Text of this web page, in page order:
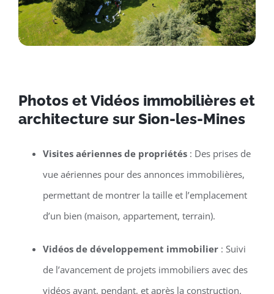
Photos et Vidéos immobilières et
architecture sur Sion-les-Mines
Visites aériennes de propriétés: Des prises de
vue aériennes pour des annonces immobilières,
permettant de montrer la taille et l’emplacement
d’un bien (maison, appartement, terrain).
Vidéos de développement immobilier: Suivi
de l’avancement de projets immobiliers avec des
vidéos avant, pendant, et après la construction.